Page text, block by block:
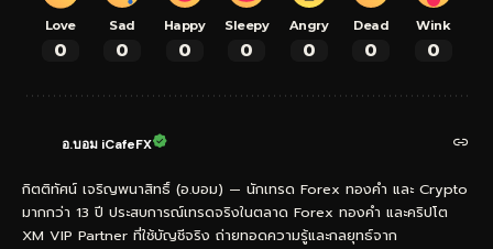
Love
0
Sad
0
Happy
0
Sleepy
0
Angry
0
Dead
0
Wink
0
อ.บอม iCafeFX
กิตติทัศน์ เจริญพนาสิทธิ์ (อ.บอม) — นักเทรด Forex ทองคำ และ Crypto
มากกว่า 13 ปี ประสบการณ์เทรดจริงในตลาด Forex ทองคำ และคริปโต
XM VIP Partner ที่ใช้บัญชีจริง ถ่ายทอดความรู้และกลยุทธ์จาก